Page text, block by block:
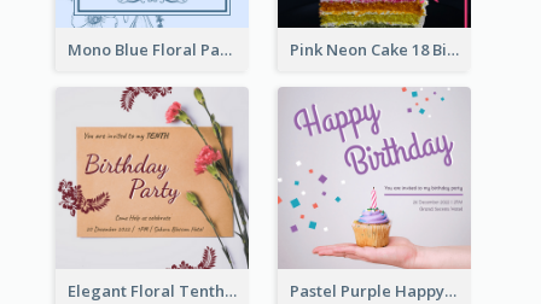
Mono Blue Floral Pattern Wedding Invitation Pink Neon Cake 18 Birthday Invitation
Elegant Floral Tenth Birthday Party Invitation Pastel Purple Happy Birthday Party Invitation